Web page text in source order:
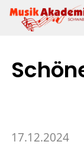
17.12.2024